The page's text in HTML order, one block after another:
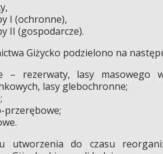
I (ochronne),
II (gospodarcze).
Giżycko podzielono na
– rezerwaty, lasy masowego
lasy glebochronne;
przerębowe;
utworzenia do czasu